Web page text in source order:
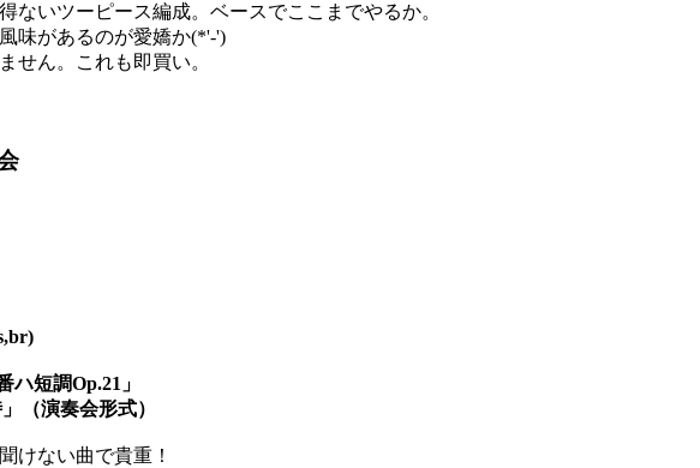
ないツーピース編成。ベースでここまでやるか。
味があるのが愛嬌か(*'-')
せん。これも即買い。
ハ短調Op.21」
（演奏会形式）
けない曲で貴重！